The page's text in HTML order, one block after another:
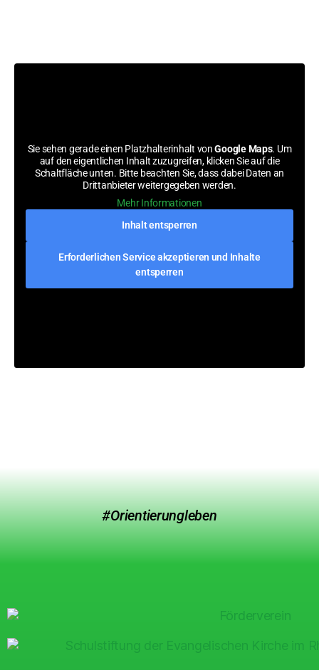
Sie sehen gerade einen Platzhalterinhalt vonGoogle Maps. Um
auf den eigentlichen Inhalt zuzugreifen, klicken Sie auf die
Schaltfläche unten. Bitte beachten Sie, dass dabei Daten an
Drittanbieter weitergegeben werden.
Mehr Informationen
Inhalt entsperren
Erforderlichen Service akzeptieren und Inhalte
entsperren
#Orientierungleben